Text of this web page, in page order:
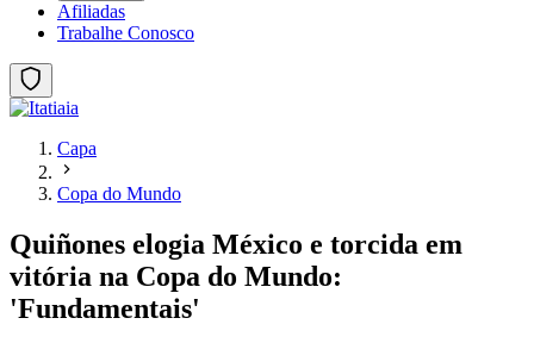
Afiliadas
Trabalhe Conosco
Capa
Copa do Mundo
Quiñones elogia México e torcida em
vitória na Copa do Mundo:
'Fundamentais'